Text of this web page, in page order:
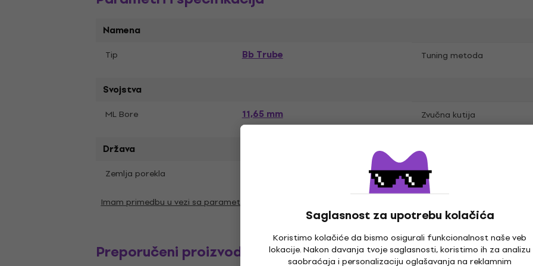
Saglasnost za upotrebu kolačića
Koristimo kolačiće da bismo osigurali funkcionalnost naše veb
lokacije. Nakon davanja tvoje saglasnosti, koristimo ih za analizu
saobraćaja i personalizaciju oglašavanja na reklamnim
Namena
Tip Bb Trube Tuning metoda
Svojstva
ML Bore 11,65 mm Zvučna kutija
Država
Zemlja porekla
Imam primedbu u vezi sa parametrima
Preporučeni proizvodi